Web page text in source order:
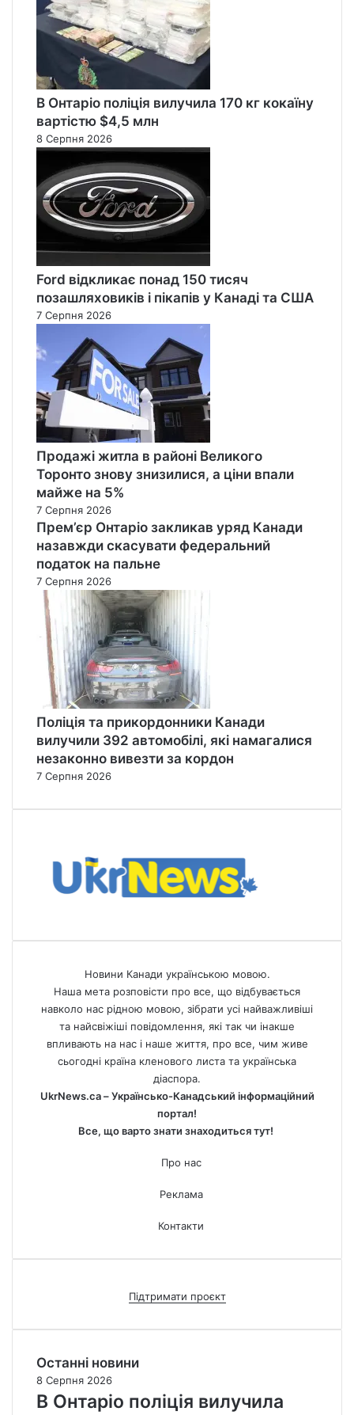
В Онтаріо поліція вилучила 170 кг кокаїну
вартістю $4,5 млн
8 Серпня 2026
Ford відкликає понад 150 тисяч
позашляховиків і пікапів у Канаді та США
7 Серпня 2026
Продажі житла в районі Великого
Торонто знову знизилися, а ціни впали
майже на 5%
7 Серпня 2026
Прем’єр Онтаріо закликав уряд Канади
назавжди скасувати федеральний
податок на пальне
7 Серпня 2026
Поліція та прикордонники Канади
вилучили 392 автомобілі, які намагалися
незаконно вивезти за кордон
7 Серпня 2026
Новини Канади українською мовою.
Наша мета розповісти про все, що відбувається
навколо нас рідною мовою, зібрати усі найважливіші
та найсвіжіші повідомлення, які так чи інакше
впливають на нас і наше життя, про все, чим живе
сьогодні країна кленового листа та українська
діаспора.
UkrNews.ca – Українсько-Канадський інформаційний
портал!
Все, що варто знати знаходиться тут!
Про нас
Реклама
Контакти
Підтримати проєкт
Останні новини
8 Серпня 2026
В Онтаріо поліція вилучила